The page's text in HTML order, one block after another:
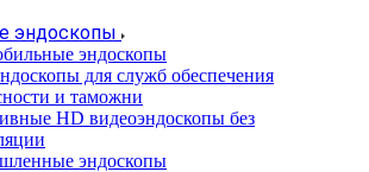
эндоскопы
эндоскопы
для служб обеспечения
и таможни
HD видеоэндоскопы без
эндоскопы